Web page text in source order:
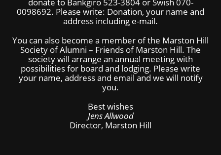
0098692. Please write: Donation, your name and
address including e-mail.
You can also become a member of the Marston Hill
Society of Alumni – Friends of Marston Hill. The
society will arrange an annual meeting with
possibilities for board and lodging. Please write
your name, address and email and we will notify
you.
Best wishes
Jens Allwood
Director, Marston Hill